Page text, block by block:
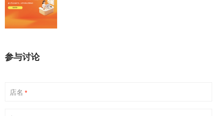
参与讨论
店名 *